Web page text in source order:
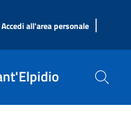
Accedi all'area personale |